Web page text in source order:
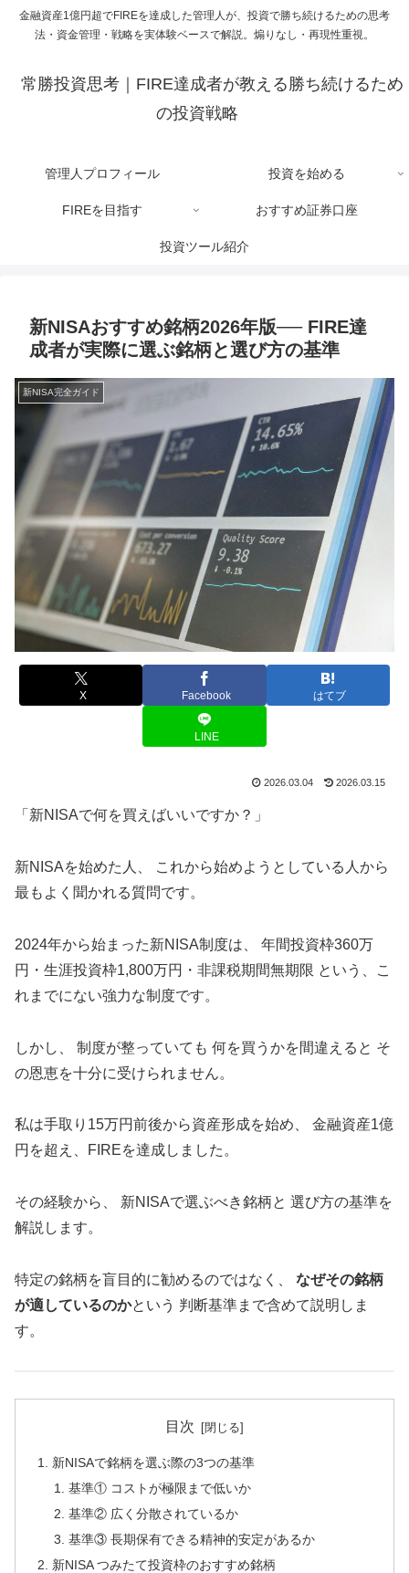
金融資産1億円超でFIREを達成した管理人が、投資で勝ち続けるための思考
法・資金管理・戦略を実体験ベースで解説。煽りなし・再現性重視。
常勝投資思考｜FIRE達成者が教える勝ち続けるため
の投資戦略
管理人プロフィール 投資を始める
FIREを目指す おすすめ証券口座
投資ツール紹介
新NISAおすすめ銘柄2026年版── FIRE達
成者が実際に選ぶ銘柄と選び方の基準
新NISA完全ガイド
X Facebook はてブ
LINE
2026.03.04 2026.03.15
「新NISAで何を買えばいいですか？」
新NISAを始めた人、 これから始めようとしている人から
最もよく聞かれる質問です。
2024年から始まった新NISA制度は、 年間投資枠360万
円・生涯投資枠1,800万円・非課税期間無期限 という、こ
れまでにない強力な制度です。
しかし、 制度が整っていても 何を買うかを間違えると そ
の恩恵を十分に受けられません。
私は手取り15万円前後から資産形成を始め、 金融資産1億
円を超え、FIREを達成しました。
その経験から、 新NISAで選ぶべき銘柄と 選び方の基準を
解説します。
特定の銘柄を盲目的に勧めるのではなく、 なぜその銘柄
が適しているのかという 判断基準まで含めて説明しま
す。
目次
新NISAで銘柄を選ぶ際の3つの基準
基準① コストが極限まで低いか
基準② 広く分散されているか
基準③ 長期保有できる精神的安定があるか
新NISA つみたて投資枠のおすすめ銘柄